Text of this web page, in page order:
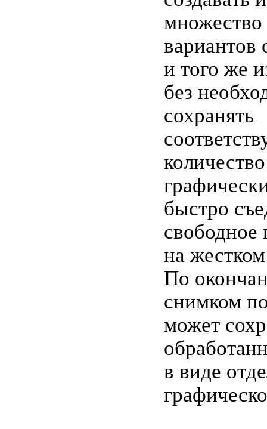
вариантов
и того же
без
сохранять
быстро
свободное
на
По
снимком
может
в виде